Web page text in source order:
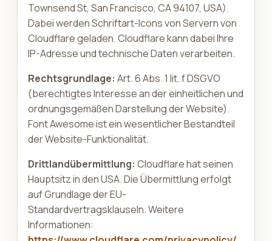
Townsend St, San Francisco, CA 94107, USA).
Dabei werden Schriftart-Icons von Servern von
Cloudflare geladen. Cloudflare kann dabei Ihre
IP-Adresse und technische Daten verarbeiten.
Rechtsgrundlage: Art. 6 Abs. 1 lit. f DSGVO
(berechtigtes Interesse an der einheitlichen und
ordnungsgemäßen Darstellung der Website).
Font Awesome ist ein wesentlicher Bestandteil
der Website-Funktionalität.
Drittlandübermittlung: Cloudflare hat seinen
Hauptsitz in den USA. Die Übermittlung erfolgt
auf Grundlage der EU-
Standardvertragsklauseln. Weitere
Informationen: